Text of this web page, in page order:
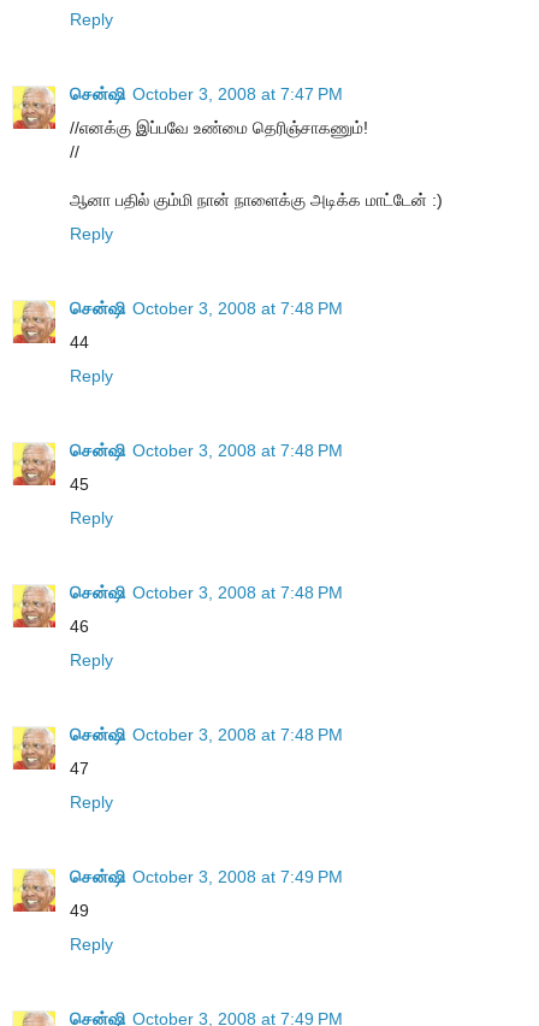
Reply
சென்ஷி October 3, 2008 at 7:47 PM
//எனக்கு இப்பவே உண்மை தெரிஞ்சாகணும்!
//
ஆனா பதில் கும்மி நான் நாளைக்கு அடிக்க மாட்டேன் :)
Reply
சென்ஷி October 3, 2008 at 7:48 PM
44
Reply
சென்ஷி October 3, 2008 at 7:48 PM
45
Reply
சென்ஷி October 3, 2008 at 7:48 PM
46
Reply
சென்ஷி October 3, 2008 at 7:48 PM
47
Reply
சென்ஷி October 3, 2008 at 7:49 PM
49
Reply
சென்ஷி October 3, 2008 at 7:49 PM